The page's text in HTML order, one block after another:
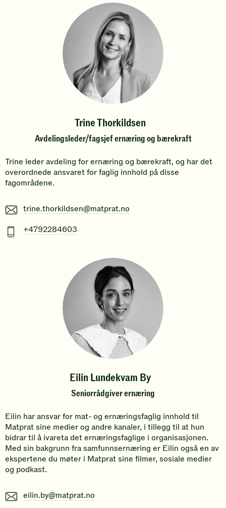
Trine Thorkildsen
Avdelingsleder/fagsjef ernæring og bærekraft
Trine leder avdeling for ernæring og bærekraft, og har det
overordnede ansvaret for faglig innhold på disse
fagområdene.
E-
trine.thorkildsen@matprat.no
Mobiltelefonnummer
+4792284603
Eilin Lundekvam By
Seniorrådgiver ernæring
Eilin har ansvar for mat- og ernæringsfaglig innhold til
Matprat sine medier og andre kanaler, i tillegg til at hun
bidrar til å ivareta det ernæringsfaglige i organisasjonen.
Med sin bakgrunn fra samfunnsernæring er Eilin også en av
ekspertene du møter i Matprat sine filmer, sosiale medier
og podkast.
E-
eilin.by@matprat.no